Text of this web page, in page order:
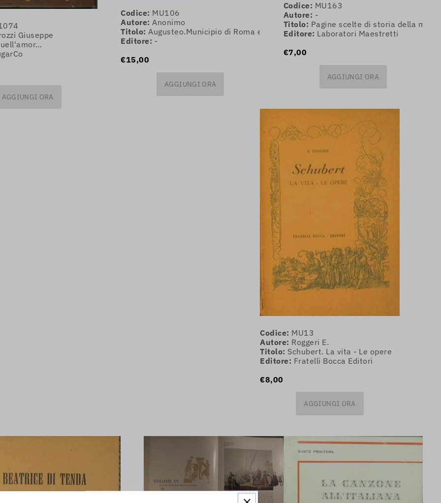
Giuseppe
AGGIUNGI ORA
Codice: MU106
Autore: Anonimo
Titolo: Augusteo.Municipio di Roma e Regia Accademia di S.Cecilia. Stagione
Editore: -
€15,00
AGGIUNGI ORA
Codice: MU163
Autore: -
Titolo: Pagine scelte di storia della
Editore: Laboratori Maestretti
€7,00
AGGIUNGI ORA
Codice: MU13
Autore: Roggeri E.
Titolo: Schubert. La vita - Le opere
Editore: Fratelli Bocca Editori
€8,00
AGGIUNGI ORA